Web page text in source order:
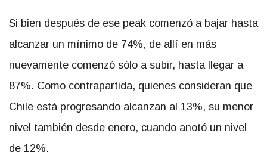
Si bien después de ese peak comenzó a bajar hasta
alcanzar un mínimo de 74%, de allí en más
nuevamente comenzó sólo a subir, hasta llegar a
87%. Como contrapartida, quienes consideran que
Chile está progresando alcanzan al 13%, su menor
nivel también desde enero, cuando anotó un nivel
de 12%.